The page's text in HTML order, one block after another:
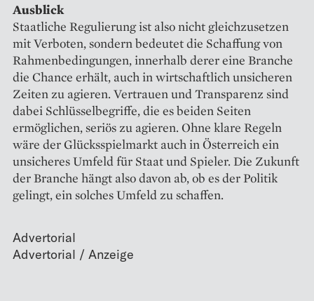
Ausblick
Staatliche Regulierung ist also nicht gleichzusetzen
mit Verboten, sondern bedeutet die Schaffung von
Rahmenbedingungen, innerhalb derer eine Branche
die Chance erhält, auch in wirtschaftlich unsicheren
Zeiten zu agieren. Vertrauen und Transparenz sind
dabei Schlüsselbegriffe, die es beiden Seiten
ermöglichen, seriös zu agieren. Ohne klare Regeln
wäre der Glücksspielmarkt auch in Österreich ein
unsicheres Umfeld für Staat und Spieler. Die Zukunft
der Branche hängt also davon ab, ob es der Politik
gelingt, ein solches Umfeld zu schaffen.
Advertorial